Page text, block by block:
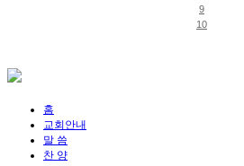
9
10
홈
교회안내
말 씀
찬 양